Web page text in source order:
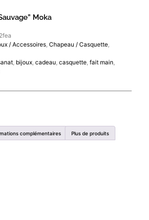
Moka
/ Accessoires Chapeau / Casquette
bijoux cadeau casquette fait main
complémentaires Plus de produits